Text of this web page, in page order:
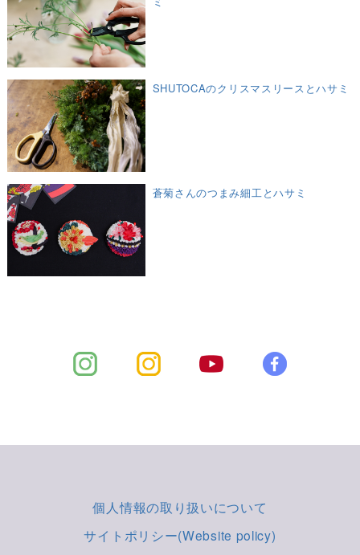
SHUTOCAのクリスマスリースとハサミ
蒼菊さんのつまみ細工とハサミ
個人情報の取り扱いについて
サイトポリシー(Website policy)